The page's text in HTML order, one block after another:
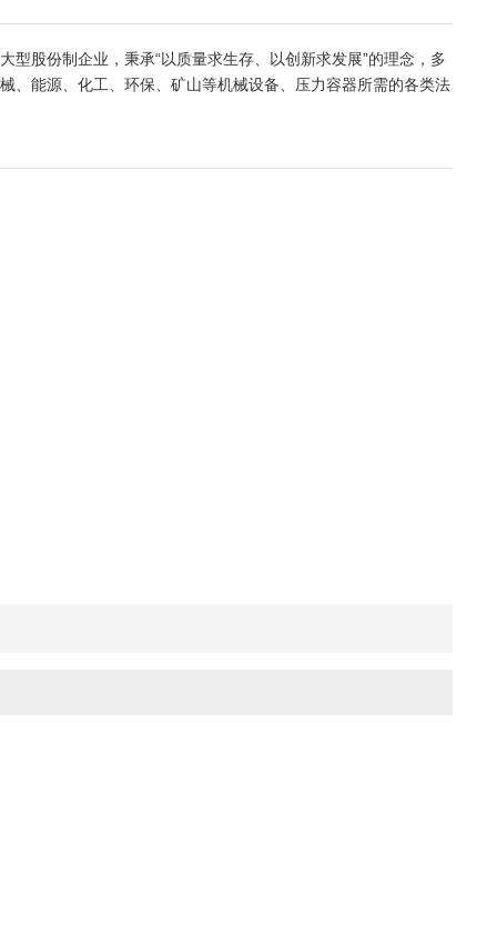
型股份制企业，秉承“以质量求生存、以创新求发展”的理念，多
、能源、化工、环保、矿山等机械设备、压力容器所需的各类法